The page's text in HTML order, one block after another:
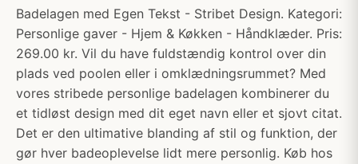
Badelagen med Egen Tekst - Stribet Design. Kategori:
Personlige gaver - Hjem & Køkken - Håndklæder. Pris:
269.00 kr. Vil du have fuldstændig kontrol over din
plads ved poolen eller i omklædningsrummet? Med
vores stribede personlige badelagen kombinerer du
et tidløst design med dit eget navn eller et sjovt citat.
Det er den ultimative blanding af stil og funktion, der
gør hver badeoplevelse lidt mere personlig. Køb hos